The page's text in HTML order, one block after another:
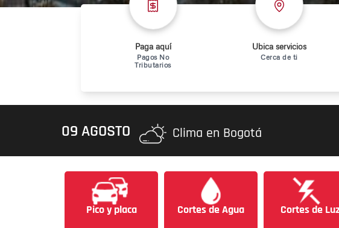
Paga aquí
Pagos No
Tributarios
Ubica servicios
Cerca de ti
09 AGOSTO Clima en Bogotá
Pico y placa Cortes de Agua Cortes de